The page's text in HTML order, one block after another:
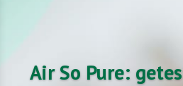
Air So Pure: